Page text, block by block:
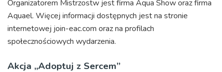
Organizatorem Mistrzostw jest firma Aqua Show oraz firma
Aquael. Więcej informacji dostępnych jest na stronie
internetowej join-eac.com oraz na profilach
społecznościowych wydarzenia.
Akcja „Adoptuj z Sercem”